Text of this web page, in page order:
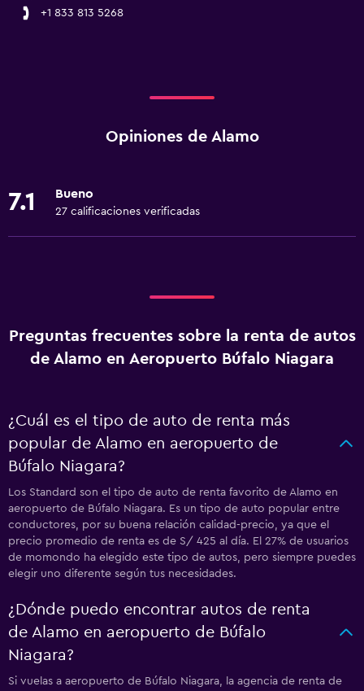
+1 833 813 5268
Opiniones de Alamo
7.1 Bueno
27 calificaciones verificadas
Preguntas frecuentes sobre la renta de autos
de Alamo en Aeropuerto Búfalo Niagara
¿Cuál es el tipo de auto de renta más
popular de Alamo en aeropuerto de
Búfalo Niagara?
Los Standard son el tipo de auto de renta favorito de Alamo en
aeropuerto de Búfalo Niagara. Es un tipo de auto popular entre
conductores, por su buena relación calidad-precio, ya que el
precio promedio de renta es de S/ 425 al día. El 27% de usuarios
de momondo ha elegido este tipo de autos, pero siempre puedes
elegir uno diferente según tus necesidades.
¿Dónde puedo encontrar autos de renta
de Alamo en aeropuerto de Búfalo
Niagara?
Si vuelas a aeropuerto de Búfalo Niagara, la agencia de renta de